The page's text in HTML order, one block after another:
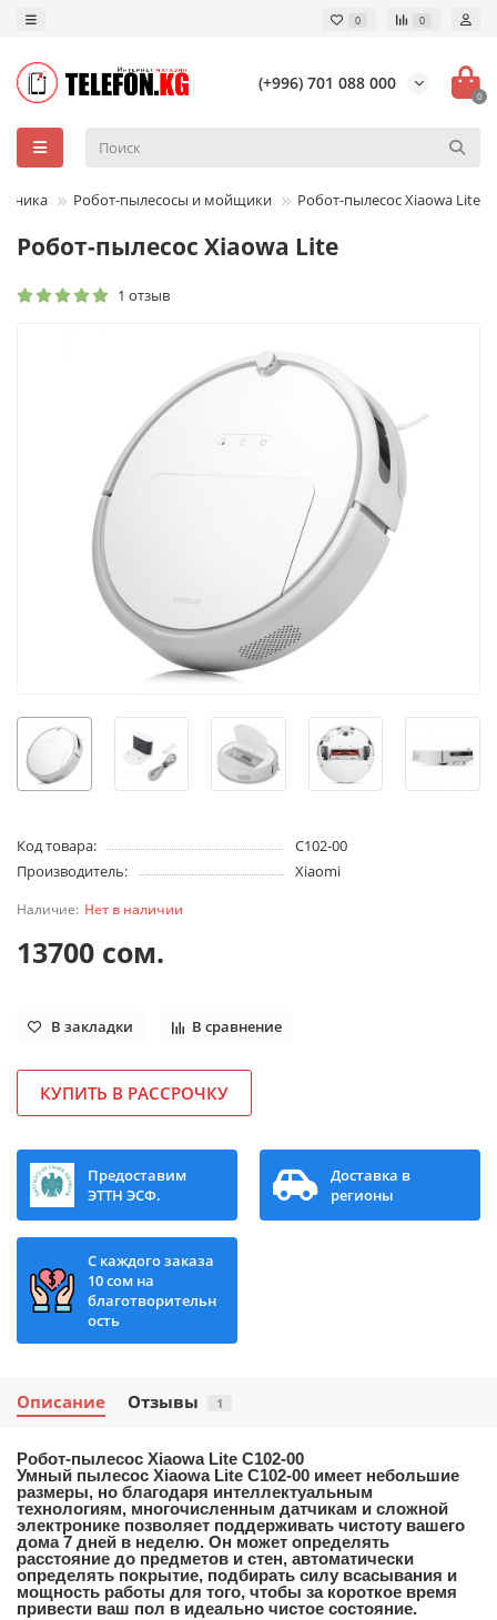
0 0
(+996) 701 088 000
0
Робот-пылесосы и мойщики Робот-пылесос Xiaowa Lite
Робот-пылесос Xiaowa Lite
1 отзыв
Код товара:
C102-00
Производитель:
Xiaomi
Нет в наличии
13700 сом.
В закладки В сравнение
КУПИТЬ В РАССРОЧКУ
Предоставим
ЭТТН ЭСФ.
Доставка в
регионы
С каждого заказа
10 сом на
благотворительн
ость
Описание Отзывы 1
Робот-пылесос Xiaowa Lite C102-00
Умный пылесос Xiaowa Lite C102-00 имеет небольшие
размеры, но благодаря интеллектуальным
технологиям, многочисленным датчикам и сложной
электронике позволяет поддерживать чистоту вашего
дома 7 дней в неделю. Он может определять
расстояние до предметов и стен, автоматически
определять покрытие, подбирать силу всасывания и
мощность работы для того, чтобы за короткое время
привести ваш пол в идеально чистое состояние.